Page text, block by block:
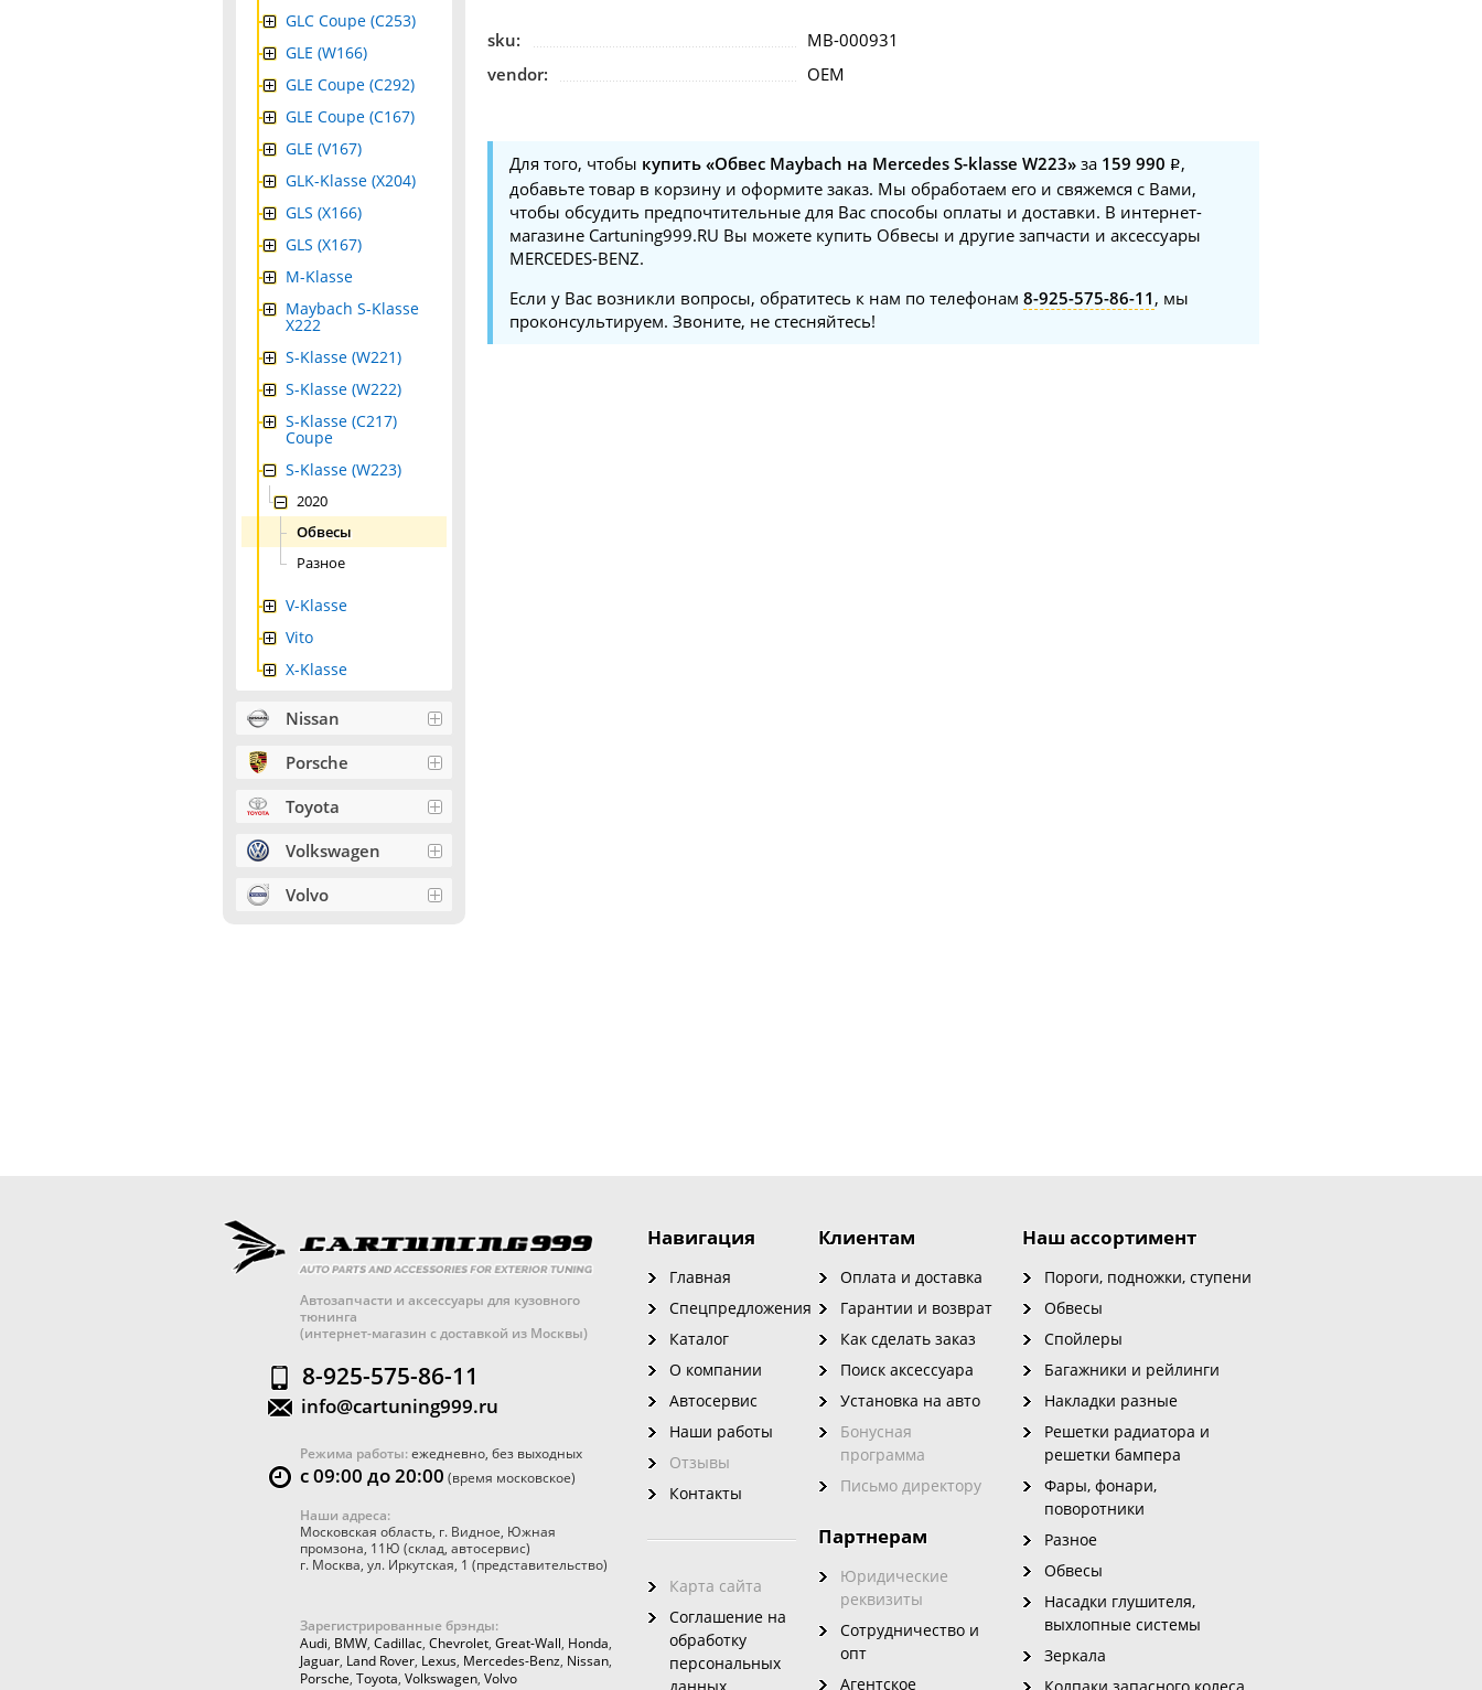
sku:
MB-000931
vendor:
OEM
Для того, чтобы купить «Обвес Maybach на Mercedes S-klasse W223» за 159 990
,
добавьте товар в корзину и оформите заказ. Мы обработаем его и свяжемся с Вами,
чтобы обсудить предпочтительные для Вас способы оплаты и доставки. В интернет-
магазине Cartuning999.RU Вы можете купить Обвесы и другие запчасти и аксессуары
MERCEDES-BENZ.
Если у Вас возникли вопросы, обратитесь к нам по телефонам 8-925-575-86-11 , мы
проконсультируем. Звоните, не стесняйтесь!
GLC Coupe (C253)
GLE (W166)
GLE Coupe (C292)
GLE Coupe (C167)
GLE (V167)
GLK-Klasse (X204)
GLS (X166)
GLS (X167)
M-Klasse
Maybach S-Klasse
X222
S-Klasse (W221)
S-Klasse (W222)
S-Klasse (C217)
Coupe
S-Klasse (W223)
2020
Обвесы
Разное
V-Klasse
Vito
X-Klasse
Nissan
Porsche
Toyota
Volkswagen
Volvo
Автозапчасти и аксессуары для кузовного
тюнинга
(интернет-магазин с доставкой из Москвы)
8-925-575-86-11
info@cartuning999.ru
Режима работы:ежедневно, без выходных
с 09:00 до 20:00 (время московское)
Наши адреса:
Московская область, г. Видное, Южная
промзона, 11Ю (склад, автосервис)
г. Москва, ул. Иркутская, 1 (представительство)
Зарегистрированные брэнды:
Audi, BMW, Cadillac, Chevrolet, Great-Wall, Honda,
Jaguar, Land Rover, Lexus, Mercedes-Benz, Nissan,
Porsche, Toyota, Volkswagen, Volvo
Наш ассортимент
Пороги, подножки, ступени
Обвесы
Спойлеры
Багажники и рейлинги
Накладки разные
Решетки радиатора и
решетки бампера
Фары, фонари,
поворотники
Разное
Обвесы
Насадки глушителя,
выхлопные системы
Зеркала
Навигация
Главная
Спецпредложения
Каталог
О компании
Автосервис
Наши работы
Отзывы
Контакты
Карта сайта
Соглашение на
обработку
персональных
Клиентам
Оплата и доставка
Гарантии и возврат
Как сделать заказ
Поиск аксессуара
Установка на авто
Бонусная
программа
Письмо директору
Партнерам
Юридические
реквизиты
Сотрудничество и
опт
Агентское